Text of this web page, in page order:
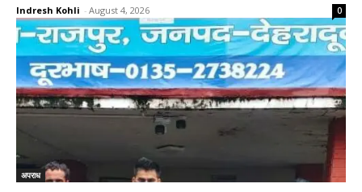
Indresh Kohli - August 4, 2026 0
अपराध